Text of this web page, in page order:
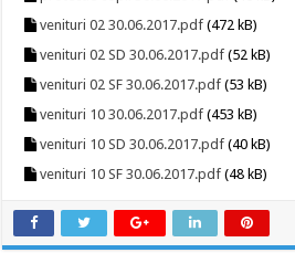
venituri 02 30.06.2017.pdf (472 kB)
venituri 02 SD 30.06.2017.pdf (52 kB)
venituri 02 SF 30.06.2017.pdf (53 kB)
venituri 10 30.06.2017.pdf (453 kB)
venituri 10 SD 30.06.2017.pdf (40 kB)
venituri 10 SF 30.06.2017.pdf (48 kB)